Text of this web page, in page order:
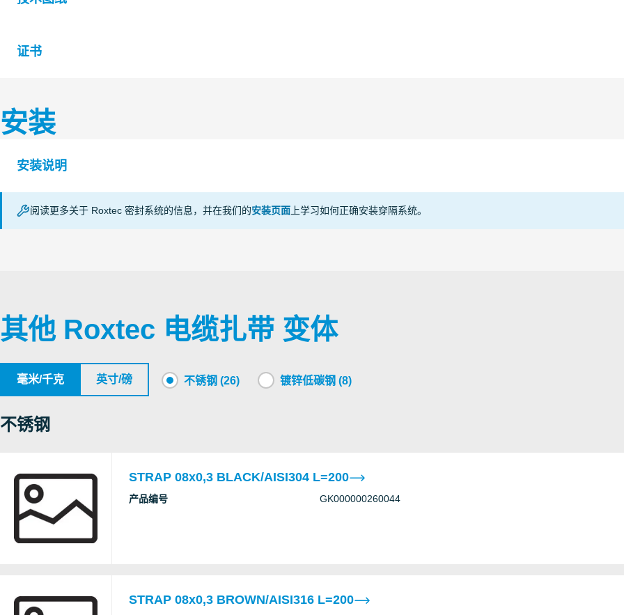
证书
认证机
LR
DNV
安装
安装说明
阅读更多关于 Roxtec 密封系统的信息，并在我们的安装页面 上学习如何正确安装穿隔系统。
其他 Roxtec 电缆扎带 变体
毫米/千克 英寸/磅 不锈钢 (26) 镀锌低碳钢 (8)
不锈钢
STRAP 08x0,3 BLACK/AISI304 L=200
产品编号 GK000000260044
STRAP 08x0,3 BROWN/AISI316 L=200